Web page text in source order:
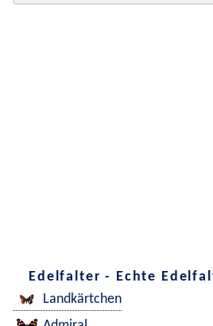
Edelfalter - Echte
Landkärtchen